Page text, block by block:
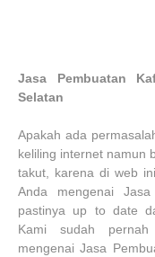
Jasa Pembuatan
Selatan
Apakah ada
keliling internet namun
takut, karena di web
Anda mengenai
pastinya up to date
Kami sudah
mengenai Jasa